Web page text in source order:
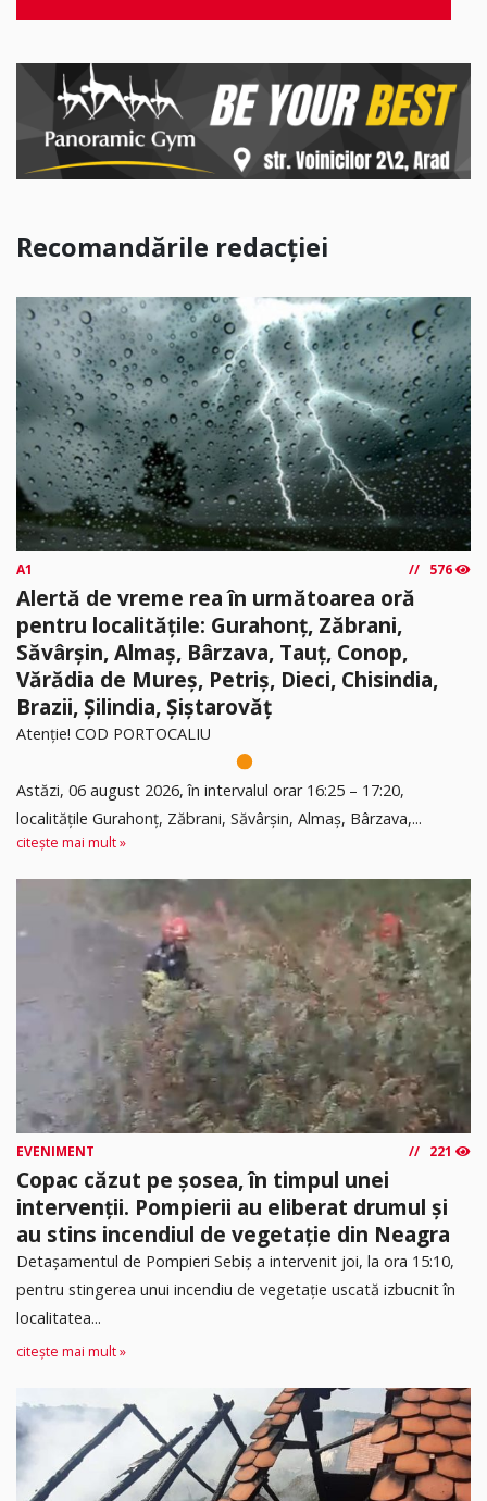
Recomandările redacției
A1 576
Alertă de vreme rea în următoarea oră
pentru localitățile: Gurahonț, Zăbrani,
Săvârșin, Almaș, Bârzava, Tauț, Conop,
Vărădia de Mureș, Petriș, Dieci, Chisindia,
Brazii, Șilindia, Șiștarovăț
Atenție! COD PORTOCALIU
Astăzi, 06 august 2026, în intervalul orar 16:25 – 17:20,
localitățile Gurahonț, Zăbrani, Săvârșin, Almaș, Bârzava,...
citește mai mult »
EVENIMENT 221
Copac căzut pe șosea, în timpul unei
intervenții. Pompierii au eliberat drumul și
au stins incendiul de vegetație din Neagra
Detașamentul de Pompieri Sebiș a intervenit joi, la ora 15:10,
pentru stingerea unui incendiu de vegetație uscată izbucnit în
localitatea...
citește mai mult »